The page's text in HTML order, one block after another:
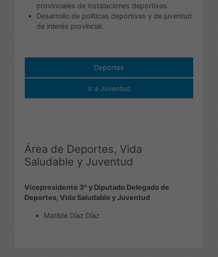
provinciales de instalaciones deportivas.
Desarrollo de políticas deportivas y de juventud
de interés provincial.
Deportes
Ir a Juventud
Área de Deportes, Vida
Saludable y Juventud
Vicepresidente 3º y Diputado Delegado de
Deportes, Vida Saludable y Juventud
Matilde Díaz Díaz